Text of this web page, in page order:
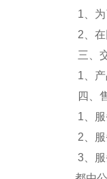
1、
2、
三、
1、
四、
1、
2、
3、